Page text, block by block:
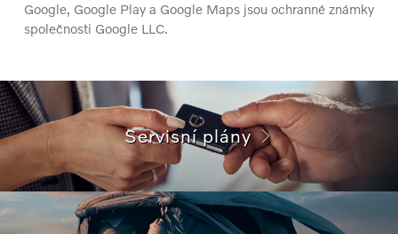
Google, Google Play a Google Maps jsou ochranné známky
společnosti Google LLC.
Servisní plány